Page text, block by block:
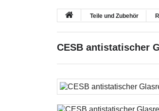
Teile und Zubehör
CESB antistatischer